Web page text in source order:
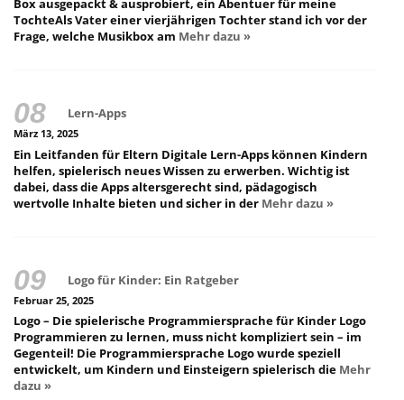
Box ausgepackt & ausprobiert, ein Abentuer für meine
TochteAls Vater einer vierjährigen Tochter stand ich vor der
Frage, welche Musikbox am Mehr dazu »
Lern-Apps
März 13, 2025
Ein Leitfanden für Eltern Digitale Lern-Apps können Kindern
helfen, spielerisch neues Wissen zu erwerben. Wichtig ist
dabei, dass die Apps altersgerecht sind, pädagogisch
wertvolle Inhalte bieten und sicher in der Mehr dazu »
Logo für Kinder: Ein Ratgeber
Februar 25, 2025
Logo – Die spielerische Programmiersprache für Kinder Logo
Programmieren zu lernen, muss nicht kompliziert sein – im
Gegenteil! Die Programmiersprache Logo wurde speziell
entwickelt, um Kindern und Einsteigern spielerisch die Mehr
dazu »